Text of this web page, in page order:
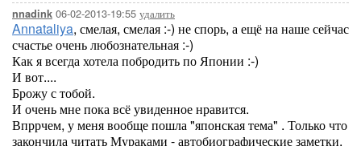
nnadink 06-02-2013-19:55 удалить
Annataliya, смелая, смелая :-) не спорь, а ещё на наше сейчас
счастье очень любознательная :-)
Как я всегда хотела побродить по Японии :-)
И вот....
Брожу с тобой.
И очень мне пока всё увиденное нравится.
Впррчем, у меня вообще пошла "японская тема" . Только что
закончила читать Мураками - автобиографические заметки.